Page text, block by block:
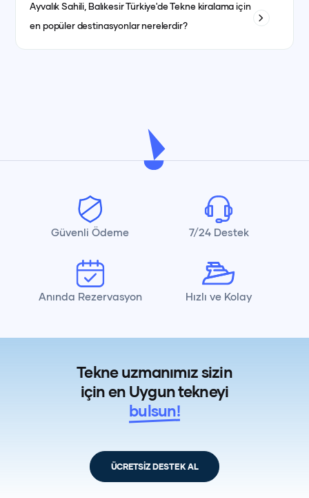
teknelerde fiyat ayrı olabilmektedir. her teknenin ilan detay
kısmında görebilirsiniz.
Ayvalık Sahili, BalıkesirTürkiye'de Tekne kiralama için
en popüler destinasyonlar nerelerdir?
Güvenli Ödeme 7/24 Destek
Anında Rezervasyon Hızlı ve Kolay
Tekne uzmanımız sizin
için en Uygun tekneyi
bulsun!
ÜCRETSİZ DESTEK AL